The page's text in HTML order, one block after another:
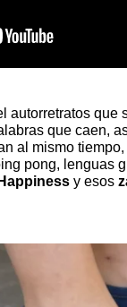
autorretratos que
que caen,
al mismo
pong, lenguas
y esos